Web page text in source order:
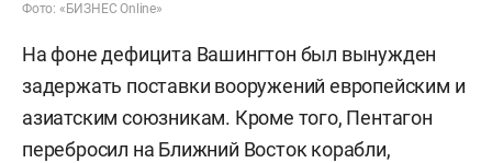
Фото: «БИЗНЕС Online»
На фоне дефицита Вашингтон был вынужден
задержать поставки вооружений европейским и
азиатским союзникам. Кроме того, Пентагон
перебросил на Ближний Восток корабли,